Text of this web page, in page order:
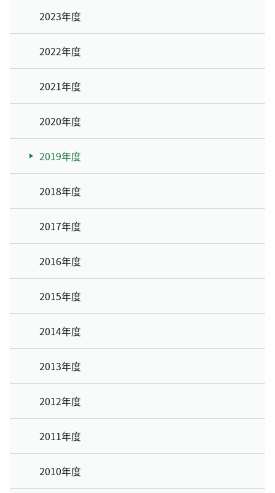
2023年度
2022年度
2021年度
2020年度
2019年度
2018年度
2017年度
2016年度
2015年度
2014年度
2013年度
2012年度
2011年度
2010年度